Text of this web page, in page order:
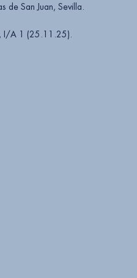
de San Juan, Sevilla.
I/A 1 (25.11.25).